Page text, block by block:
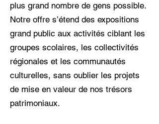
plus grand nombre de gens possible.
Notre offre s’étend des expositions
grand public aux activités ciblant les
groupes scolaires, les collectivités
régionales et les communautés
culturelles, sans oublier les projets
de mise en valeur de nos trésors
patrimoniaux.